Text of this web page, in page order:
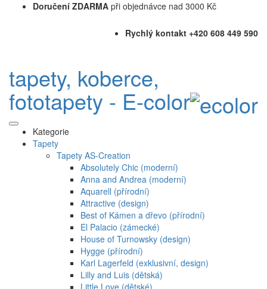
Doručení ZDARMA při objednávce nad 3000 Kč
Rychlý kontakt +420 608 449 590
tapety, koberce,
fototapety - E-color
Kategorie
Tapety
Tapety AS-Creation
Absolutely Chic (moderní)
Anna and Andrea (moderní)
Aquarell (přírodní)
Attractive (design)
Best of Kámen a dřevo (přírodní)
El Palacio (zámecké)
House of Turnowsky (design)
Hygge (přírodní)
Karl Lagerfeld (exklusivní, design)
Lilly and Luis (dětská)